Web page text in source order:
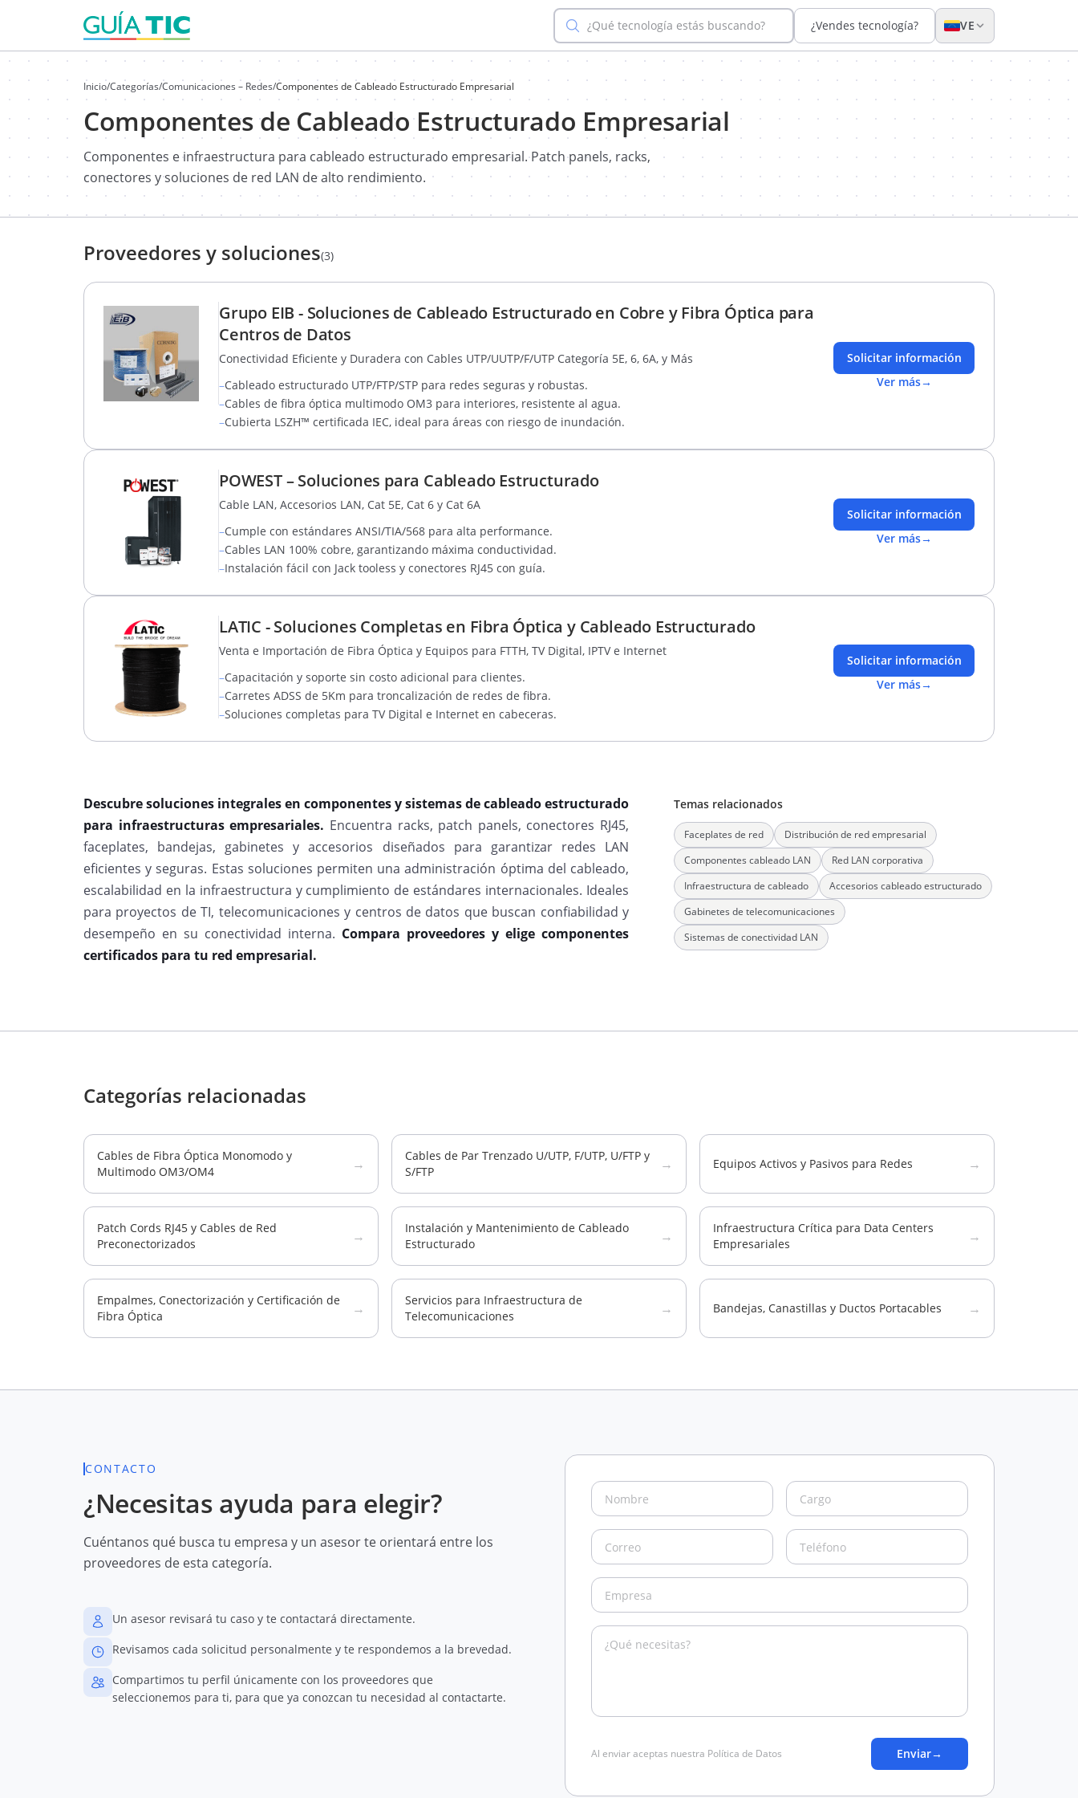
¿Qué tecnología estás buscando? ¿Vendes tecnología? VE
Inicio/Categorías/Comunicaciones – Redes/Componentes de Cableado Estructurado Empresarial
Componentes de Cableado Estructurado Empresarial
Componentes e infraestructura para cableado estructurado empresarial. Patch panels, racks,
conectores y soluciones de red LAN de alto rendimiento.
Proveedores y soluciones(3)
Grupo EIB - Soluciones de Cableado Estructurado en Cobre y Fibra Óptica para
Centros de Datos
Conectividad Eficiente y Duradera con Cables UTP/UUTP/F/UTP Categoría 5E, 6, 6A, y Más
–Cableado estructurado UTP/FTP/STP para redes seguras y robustas.
–Cables de fibra óptica multimodo OM3 para interiores, resistente al agua.
–Cubierta LSZH™ certificada IEC, ideal para áreas con riesgo de inundación.
Solicitar información
Ver más→
POWEST – Soluciones para Cableado Estructurado
Cable LAN, Accesorios LAN, Cat 5E, Cat 6 y Cat 6A
–Cumple con estándares ANSI/TIA/568 para alta performance.
–Cables LAN 100% cobre, garantizando máxima conductividad.
–Instalación fácil con Jack tooless y conectores RJ45 con guía.
Solicitar información
Ver más→
LATIC - Soluciones Completas en Fibra Óptica y Cableado Estructurado
Venta e Importación de Fibra Óptica y Equipos para FTTH, TV Digital, IPTV e Internet
–Capacitación y soporte sin costo adicional para clientes.
–Carretes ADSS de 5Km para troncalización de redes de fibra.
–Soluciones completas para TV Digital e Internet en cabeceras.
Solicitar información
Ver más→
Descubre soluciones integrales en componentes y sistemas de cableado estructurado
para infraestructuras empresariales. Encuentra racks, patch panels, conectores RJ45,
faceplates, bandejas, gabinetes y accesorios diseñados para garantizar redes LAN
eficientes y seguras. Estas soluciones permiten una administración óptima del cableado,
escalabilidad en la infraestructura y cumplimiento de estándares internacionales. Ideales
para proyectos de TI, telecomunicaciones y centros de datos que buscan confiabilidad y
desempeño en su conectividad interna. Compara proveedores y elige componentes
certificados para tu red empresarial.
Temas relacionados
Faceplates de red
Distribución de red empresarial
Componentes cableado LAN
Red LAN corporativa
Infraestructura de cableado
Accesorios cableado estructurado
Gabinetes de telecomunicaciones
Sistemas de conectividad LAN
Categorías relacionadas
Cables de Fibra Óptica Monomodo y
Multimodo OM3/OM4
→
Cables de Par Trenzado U/UTP, F/UTP, U/FTP y
S/FTP
→ Equipos Activos y Pasivos para Redes →
Patch Cords RJ45 y Cables de Red
Preconectorizados
→
Instalación y Mantenimiento de Cableado
Estructurado
→
Infraestructura Crítica para Data Centers
Empresariales
→
Empalmes, Conectorización y Certificación de
Fibra Óptica
→
Servicios para Infraestructura de
Telecomunicaciones
→ Bandejas, Canastillas y Ductos Portacables →
CONTACTO
¿Necesitas ayuda para elegir?
Cuéntanos qué busca tu empresa y un asesor te orientará entre los
proveedores de esta categoría.
Un asesor revisará tu caso y te contactará directamente.
Revisamos cada solicitud personalmente y te respondemos a la brevedad.
Compartimos tu perfil únicamente con los proveedores que
seleccionemos para ti, para que ya conozcan tu necesidad al contactarte.
Al enviar aceptas nuestra Política de Datos Enviar→